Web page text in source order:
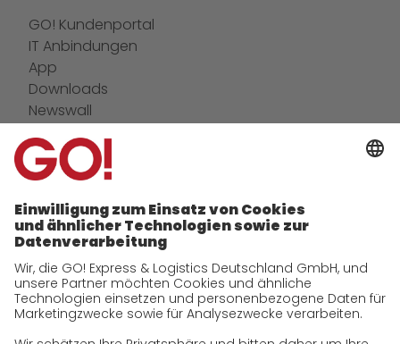
GO! Kundenportal
IT Anbindungen
App
Downloads
Newswall
GO! Versandmaterial
Unternehmen
zukunftssichere Arbeitskultur bei GO!
Daten & Fakten
Historie
CSR
Qualität
Zertifizierungen
Referenzen